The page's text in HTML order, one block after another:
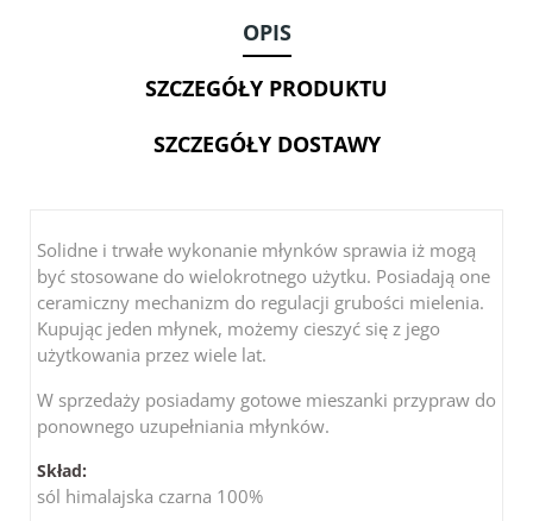
OPIS
SZCZEGÓŁY PRODUKTU
SZCZEGÓŁY DOSTAWY
Solidne i trwałe wykonanie młynków sprawia iż mogą
być stosowane do wielokrotnego użytku. Posiadają one
ceramiczny mechanizm do regulacji grubości mielenia.
Kupując jeden młynek, możemy cieszyć się z jego
użytkowania przez wiele lat.
W sprzedaży posiadamy gotowe mieszanki przypraw do
ponownego uzupełniania młynków.
Skład:
sól himalajska czarna 100%